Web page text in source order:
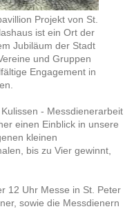
Projekt von St.
ist ein Ort der
Jubiläum der Stadt
und Gruppen
Engagement in
- Messdienerarbeit
einen Einblick in unsere
kleinen
bis zu Vier gewinnt,
12 Uhr Messe in St. Peter
sowie die Messdienern